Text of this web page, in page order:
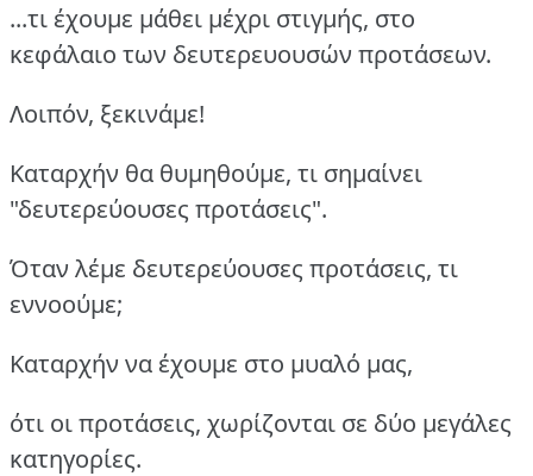
...τι έχουμε μάθει μέχρι στιγμής, στο
κεφάλαιο των δευτερευουσών προτάσεων.
Λοιπόν, ξεκινάμε!
Καταρχήν θα θυμηθούμε, τι σημαίνει
"δευτερεύουσες προτάσεις".
Όταν λέμε δευτερεύουσες προτάσεις, τι
εννοούμε;
Καταρχήν να έχουμε στο μυαλό μας,
ότι οι προτάσεις, χωρίζονται σε δύο μεγάλες
κατηγορίες.